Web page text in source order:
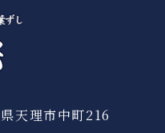
天理市中町216